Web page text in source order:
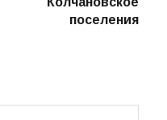
поселения